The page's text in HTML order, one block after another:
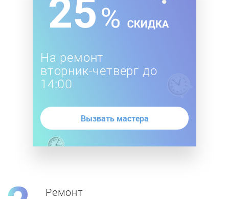
На ремонт
вторник-четверг до
14:00
Вызвать мастера
Ремонт